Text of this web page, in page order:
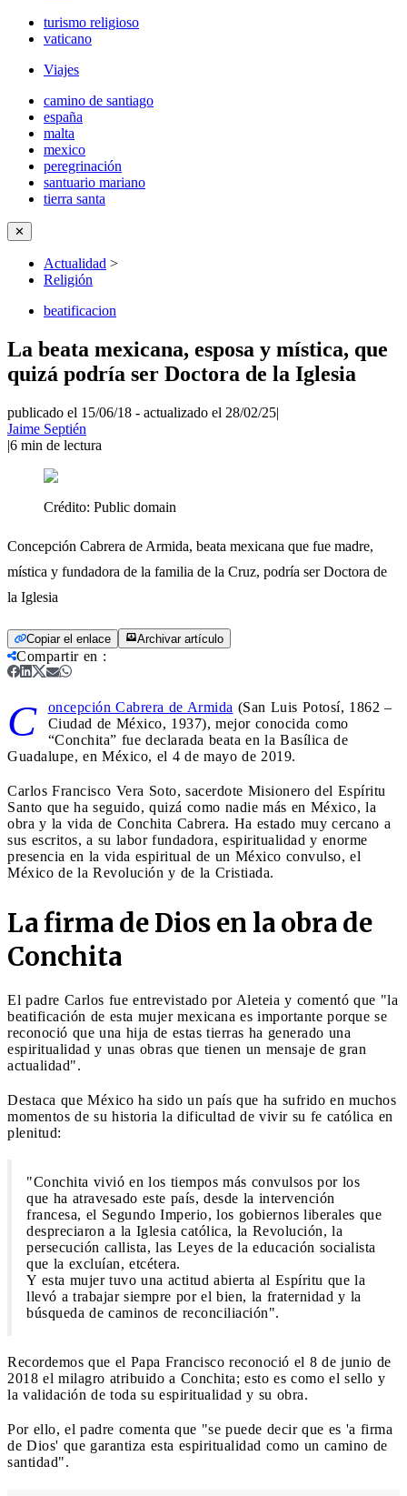
turismo religioso
vaticano
Viajes
camino de santiago
españa
malta
mexico
peregrinación
santuario mariano
tierra santa
✕
Actualidad >
Religión
beatificacion
La beata mexicana, esposa y mística, que
quizá podría ser Doctora de la Iglesia
publicado el 15/06/18 - actualizado el 28/02/25|
Jaime Septién
|6 min de lectura
Crédito: Public domain
Concepción Cabrera de Armida, beata mexicana que fue madre,
mística y fundadora de la familia de la Cruz, podría ser Doctora de
la Iglesia
Copiar el enlace Archivar artículo
Compartir en :
C oncepción Cabrera de Armida (San Luis Potosí, 1862 –
Ciudad de México, 1937), mejor conocida como
“Conchita” fue declarada beata en la Basílica de
Guadalupe, en México, el 4 de mayo de 2019.
Carlos Francisco Vera Soto, sacerdote Misionero del Espíritu
Santo que ha seguido, quizá como nadie más en México, la
obra y la vida de Conchita Cabrera. Ha estado muy cercano a
sus escritos, a su labor fundadora, espiritualidad y enorme
presencia en la vida espiritual de un México convulso, el
México de la Revolución y de la Cristiada.
La firma de Dios en la obra de
Conchita
El padre Carlos fue entrevistado por Aleteia y comentó que "la
beatificación de esta mujer mexicana es importante porque se
reconoció que una hija de estas tierras ha generado una
espiritualidad y unas obras que tienen un mensaje de gran
actualidad".
Destaca que México ha sido un país que ha sufrido en muchos
momentos de su historia la dificultad de vivir su fe católica en
plenitud:
"Conchita vivió en los tiempos más convulsos por los
que ha atravesado este país, desde la intervención
francesa, el Segundo Imperio, los gobiernos liberales que
despreciaron a la Iglesia católica, la Revolución, la
persecución callista, las Leyes de la educación socialista
que la excluían, etcétera.
Y esta mujer tuvo una actitud abierta al Espíritu que la
llevó a trabajar siempre por el bien, la fraternidad y la
búsqueda de caminos de reconciliación".
Recordemos que el Papa Francisco reconoció el 8 de junio de
2018 el milagro atribuido a Conchita; esto es como el sello y
la validación de toda su espiritualidad y su obra.
Por ello, el padre comenta que "se puede decir que es 'a firma
de Dios' que garantiza esta espiritualidad como un camino de
santidad".